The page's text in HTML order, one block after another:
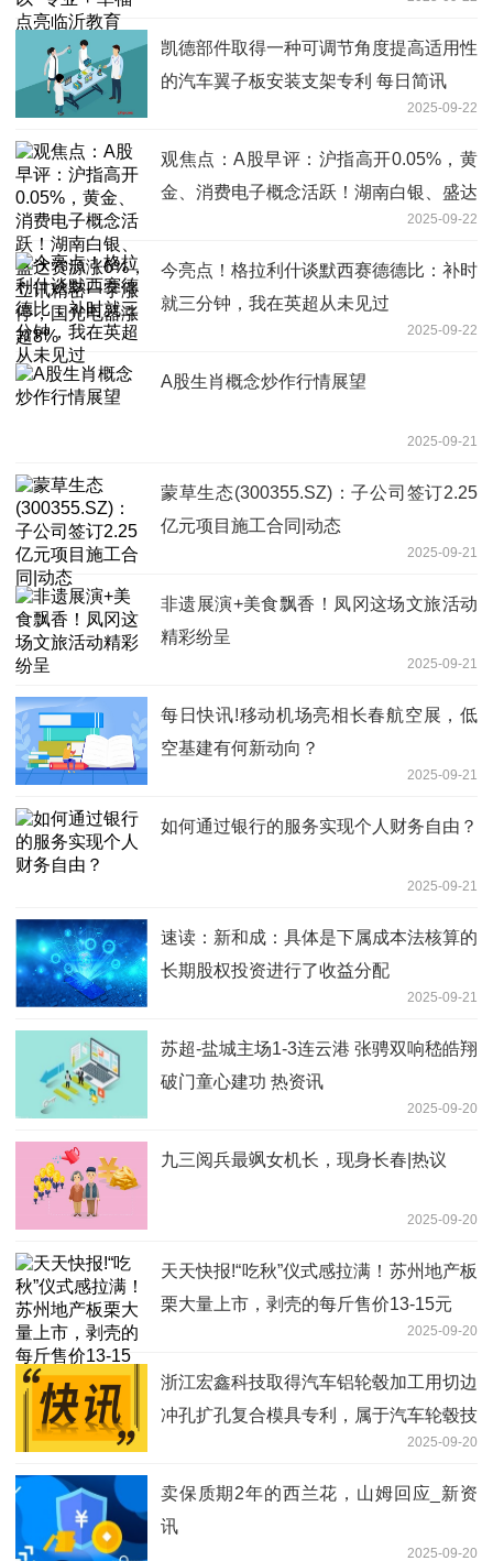
凯德部件取得一种可调节角度提高适用性
的汽车翼子板安装支架专利 每日简讯
2025-09-22
观焦点：A股早评：沪指高开0.05%，黄
金、消费电子概念活跃！湖南白银、盛达
资源涨6%，立讯精密一字涨停，国光电
器涨超8%
2025-09-22
今亮点！格拉利什谈默西赛德德比：补时
就三分钟，我在英超从未见过
2025-09-22
A股生肖概念炒作行情展望
2025-09-21
蒙草生态(300355.SZ)：子公司签订2.25
亿元项目施工合同|动态
2025-09-21
非遗展演+美食飘香！凤冈这场文旅活动
精彩纷呈
2025-09-21
每日快讯!移动机场亮相长春航空展，低
空基建有何新动向？
2025-09-21
如何通过银行的服务实现个人财务自由？
2025-09-21
速读：新和成：具体是下属成本法核算的
长期股权投资进行了收益分配
2025-09-21
苏超-盐城主场1-3连云港 张骋双响嵇皓翔
破门童心建功 热资讯
2025-09-20
九三阅兵最飒女机长，现身长春|热议
2025-09-20
天天快报!“吃秋”仪式感拉满！苏州地产板
栗大量上市，剥壳的每斤售价13-15元
2025-09-20
浙江宏鑫科技取得汽车铝轮毂加工用切边
冲孔扩孔复合模具专利，属于汽车轮毂技
2025-09-20
卖保质期2年的西兰花，山姆回应_新资
讯
2025-09-20